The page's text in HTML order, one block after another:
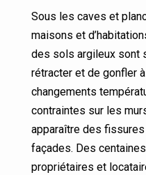
Sous les caves et
maisons et
des sols argileux sont
rétracter et de gonfler
changements
contraintes sur les
apparaître des
façades. Des
propriétaires et